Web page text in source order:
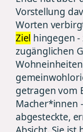
Vorstellung
Worten
Ziel hingegen
zugänglichen
getragen vom
Macher*innen
abgesteckte,